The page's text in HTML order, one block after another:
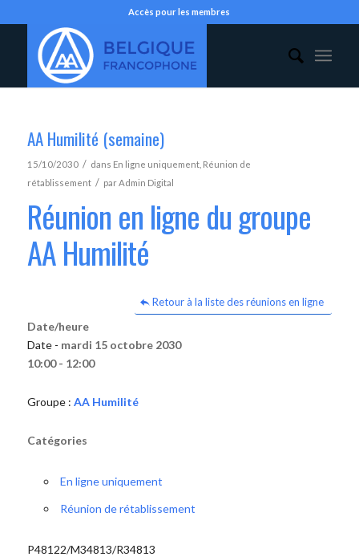
Accès pour les membres
AA Humilité (semaine)
15/10/2030 / dans En ligne uniquement, Réunion de
rétablissement / parAdmin Digital
Réunion en ligne du groupe
AA Humilité
Retour à la liste des réunions en ligne
Date/heure
Date - mardi 15 octobre 2030
10:00 - 12:00
Groupe : AA Humilité
Catégories
En ligne uniquement
Réunion de rétablissement
P48122/M34813/R34813